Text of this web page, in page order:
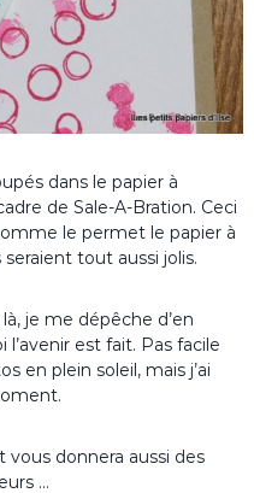
dans le papier à
de Sale-A-Bration. Ceci
le permet le papier à
tout aussi jolis.
je me dépêche d’en
est fait. Pas facile
en plein soleil, mais j’ai
vous donnera aussi des
…